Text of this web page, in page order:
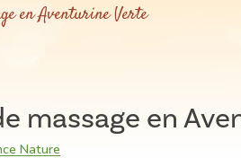
en Aventurine Verte
massage en
Nature